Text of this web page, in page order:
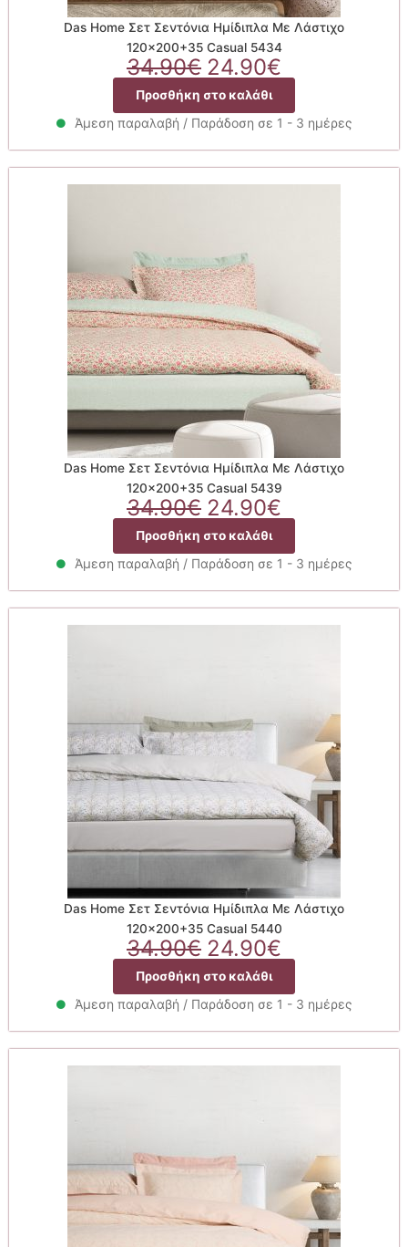
Das Home Σετ Σεντόνια Ημίδιπλα Με Λάστιχο
120×200+35 Casual 5434
34.90€ Original
price
was:
34.90€.
24.90€
τρέχουσα
τιμή
είναι:
24.90€.
Προσθήκη στο καλάθι
Άμεση παραλαβή / Παράδοση σε 1 - 3 ημέρες
Das Home Σετ Σεντόνια Ημίδιπλα Με Λάστιχο
120×200+35 Casual 5439
34.90€ Original
price
was:
34.90€.
24.90€
τρέχουσα
τιμή
είναι:
24.90€.
Προσθήκη στο καλάθι
Άμεση παραλαβή / Παράδοση σε 1 - 3 ημέρες
Das Home Σετ Σεντόνια Ημίδιπλα Με Λάστιχο
120×200+35 Casual 5440
34.90€ Original
price
was:
34.90€.
24.90€
τρέχουσα
τιμή
είναι:
24.90€.
Προσθήκη στο καλάθι
Άμεση παραλαβή / Παράδοση σε 1 - 3 ημέρες